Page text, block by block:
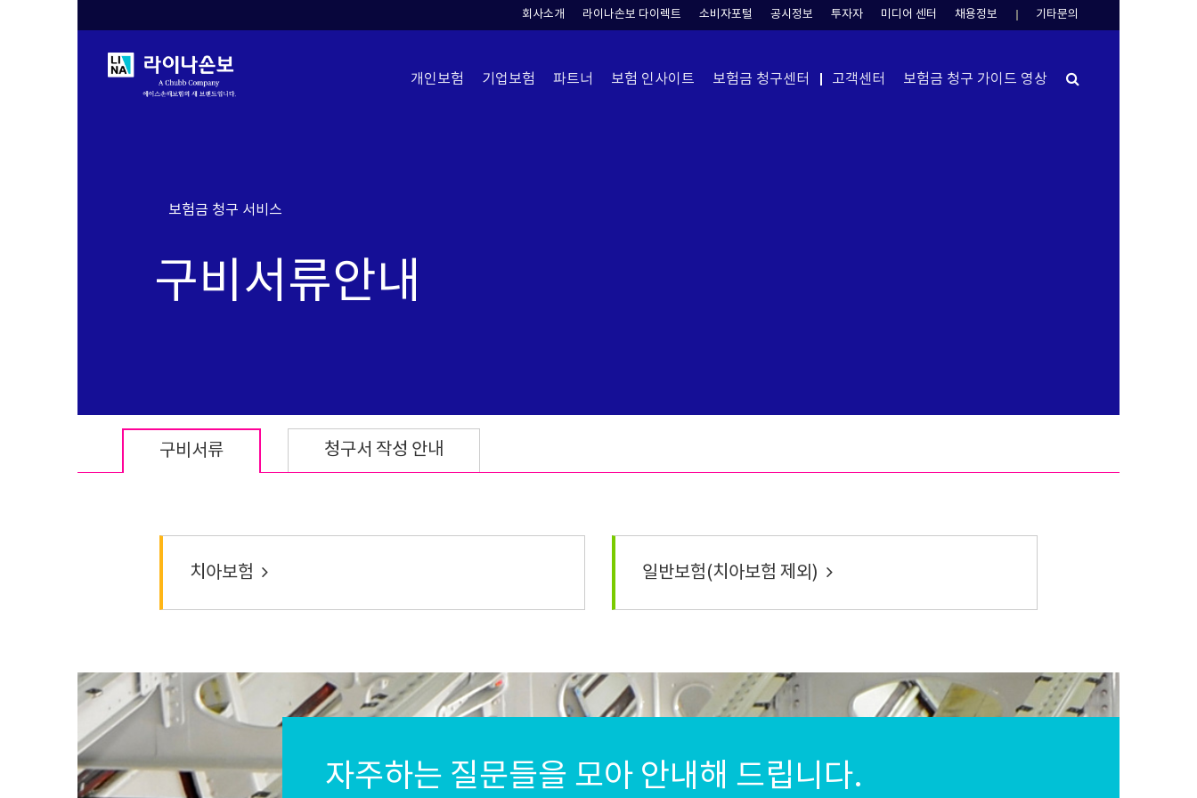
회사소개 라이나손보 다이렉트 소비자포털 공시정보 투자자 미디어 센터 채용정보 기타문의
개인보험 기업보험 파트너 보험 인사이트 보험금 청구센터 고객센터 보험금 청구 가이드 영상 Search
보험금 청구 서비스
구비서류안내
구비서류 청구서 작성 안내
치아보험 일반보험(치아보험 제외)
자주하는 질문들을 모아 안내해 드립니다.